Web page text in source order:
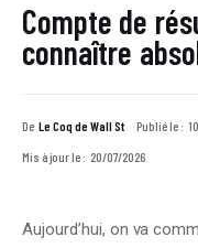
Compte de
connaître
De Le Coq de Wall St Publié le :
Mis à jour le : 20/07/2026
Aujourd’hui, on va